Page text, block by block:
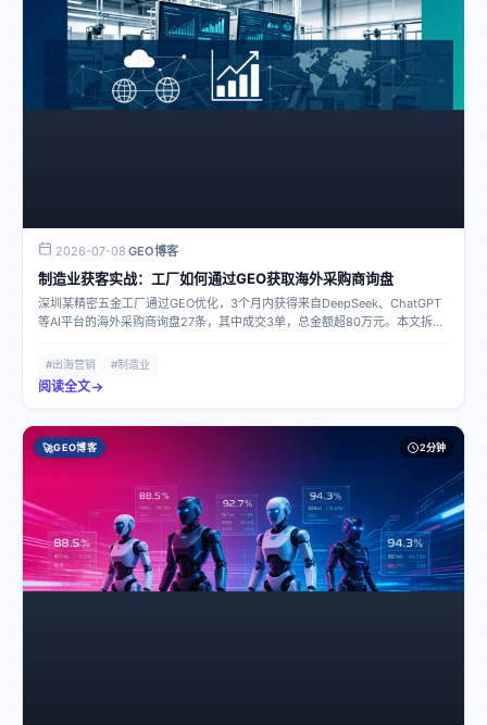
2026-07-08·GEO博客
制造业获客实战：工厂如何通过GEO获取海外采购商询盘
深圳某精密五金工厂通过GEO优化，3个月内获得来自DeepSeek、ChatGPT
等AI平台的海外采购商询盘27条，其中成交3单，总金额超80万元。本文拆解
#出海营销 #制造业
阅读全文
🚀GEO博客 2分钟